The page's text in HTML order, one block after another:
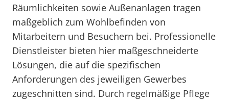
Räumlichkeiten sowie Außenanlagen tragen
maßgeblich zum Wohlbefinden von
Mitarbeitern und Besuchern bei. Professionelle
Dienstleister bieten hier maßgeschneiderte
Lösungen, die auf die spezifischen
Anforderungen des jeweiligen Gewerbes
zugeschnitten sind. Durch regelmäßige Pflege